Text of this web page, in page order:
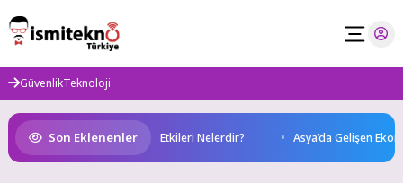
to
content
GüvenlikTeknoloji
Son Eklenenler
Sağlığımız Üzerindeki Etkileri Nelerdir? Asya’da Gelişen